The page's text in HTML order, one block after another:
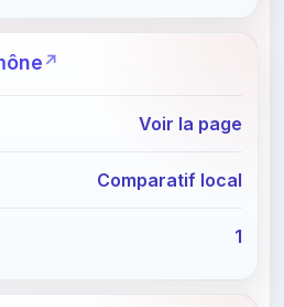
Voir la page
Comparatif local
1